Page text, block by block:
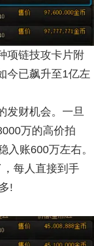
项链技攻卡片附
今已飙升至1亿左
发财机会。一旦
万的高价拍
入账600万左右。
每人直接到手
!